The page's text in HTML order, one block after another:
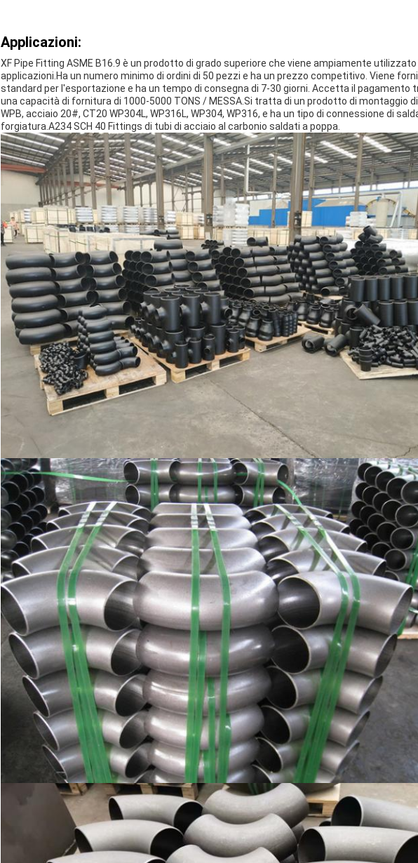
Lasciate un messaggio
Ti richiameremo presto!
INVIA
Applicazioni:
XF Pipe Fitting ASME B16.9 è un prodotto di grado superiore che viene ampiamente
applicazioni.Ha un numero minimo di ordini di 50 pezzi e ha un prezzo competitivo. Viene
standard per l'esportazione e ha un tempo di consegna di 7-30 giorni. Accetta il pagamento
una capacità di fornitura di 1000-5000 TONS / MESSA.Si tratta di un prodotto di montaggio
WPB, acciaio 20#, CT20 WP304L, WP316L, WP304, WP316, e ha un tipo di connessione di
forgiatura.A234 SCH 40 Fittings di tubi di acciaio al carbonio saldati a poppa.